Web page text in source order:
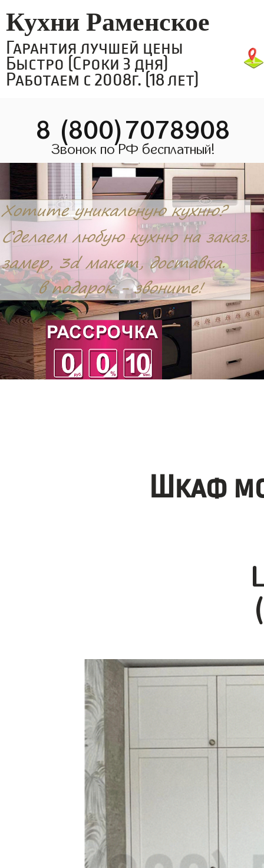
Кухни Раменское
Гарантия лучшей цены
Быстро (Сроки 3 дня)
Работаем с 2008г. (18 лет)
8 (800)7078908
Звонок по РФ бесплатный!
Шкаф